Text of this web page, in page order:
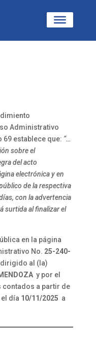
Administrativo
69 establece que: “…
sobre el
del acto
electrónica y en
de la respectiva
con la advertencia
surtida al finalizar el
en la página
No. 25-240-
dirigido al (la)
y por el
a partir de
día 10/11/2025 a